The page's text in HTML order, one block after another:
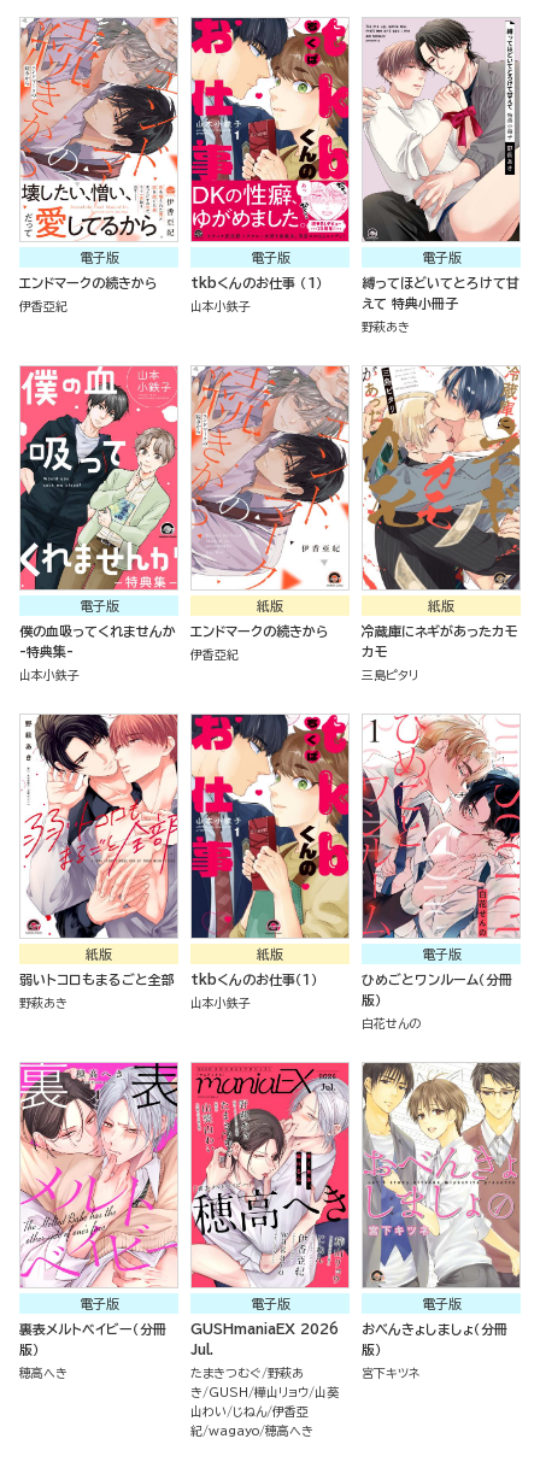
電子版
エンドマークの続きから
伊香亞紀
電子版
tkbくんのお仕事 （1）
山本小鉄子
電子版
縛ってほどいてとろけて甘
えて 特典小冊子
野萩あき
電子版
僕の血吸ってくれませんか
-特典集-
山本小鉄子
紙版
エンドマークの続きから
伊香亞紀
紙版
冷蔵庫にネギがあったカモ
カモ
三島ピタリ
紙版
弱いトコロもまるごと全部
野萩あき
紙版
tkbくんのお仕事（１）
山本小鉄子
電子版
ひめごとワンルーム（分冊
版）
白花せんの
電子版
裏表メルトベイビー（分冊
版）
穂高へき
電子版
GUSHmaniaEX 2026
Jul.
たまきつむぐ 野萩あ
き
GUSH 樺山リョウ 山葵
山わい
じねん 伊香亞
紀 wagayo 穂高へき
電子版
おべんきょしましょ（分冊
版）
宮下キツネ